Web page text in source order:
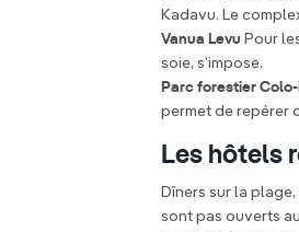
Kadavu. Le
Vanua Levu Pour
soie, s’impose.
Parc forestier
permet de repérer
Les hôtels
Dîners sur la
sont pas ouverts